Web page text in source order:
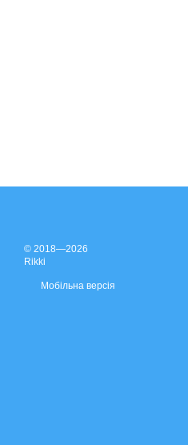
© 2018—2026
Rikki
Мобільна версія